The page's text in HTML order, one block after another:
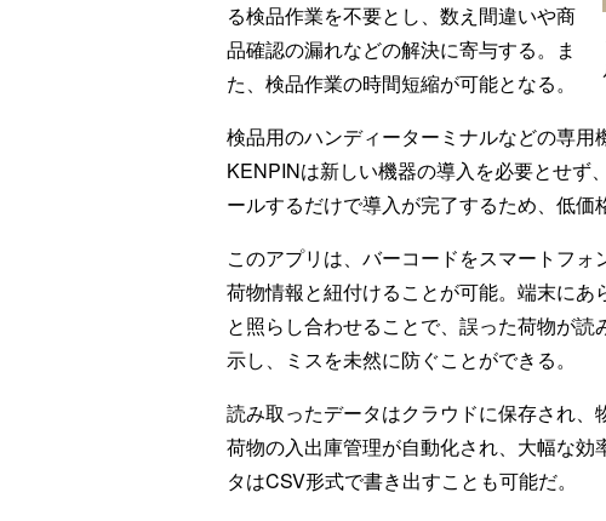
る検品作業を不要とし、数え間違いや商
品確認の漏れなどの解決に寄与する。ま
た、検品作業の時間短縮が可能となる。
検品用のハンディーターミナルなどの専
KENPINは新しい機器の導入を必要とせず
ールするだけで導入が完了するため、低価
このアプリは、バーコードをスマートフ
荷物情報と紐付けることが可能。端末に
と照らし合わせることで、誤った荷物が
示し、ミスを未然に防ぐことができる。
読み取ったデータはクラウドに保存され、
荷物の入出庫管理が自動化され、大幅な
タはCSV形式で書き出すことも可能だ。